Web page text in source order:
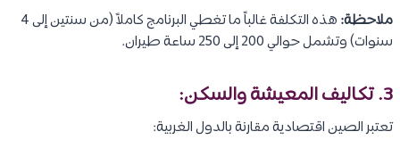
ملاحظة:
هذه التكلفة غالباً ما تغطي البرنامج كاملاً (من سنتين إلى 4
سنوات) وتشمل حوالي 200 إلى 250 ساعة طيران.
3. تكاليف المعيشة والسكن:
تعتبر الصين اقتصادية مقارنة بالدول الغربية: